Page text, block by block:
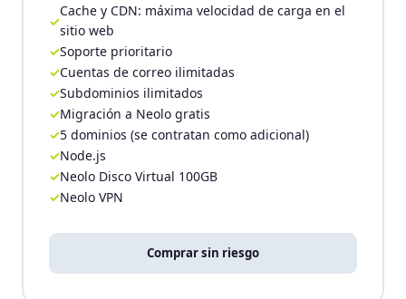
Cache y CDN: máxima velocidad de carga en el
sitio web
Soporte prioritario
Cuentas de correo ilimitadas
Subdominios ilimitados
Migración a Neolo gratis
5 dominios (se contratan como adicional)
Node.js
Neolo Disco Virtual 100GB
Neolo VPN
Comprar sin riesgo